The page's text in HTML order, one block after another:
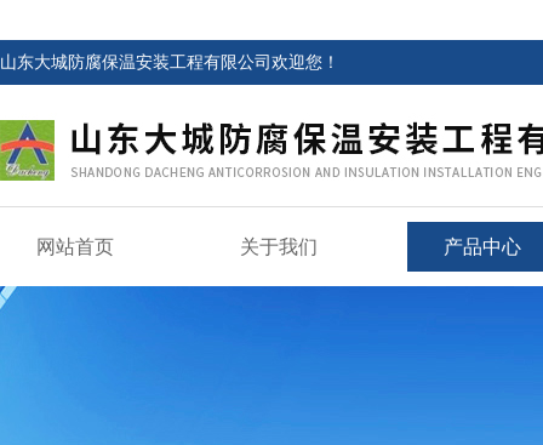
山东大城防腐保温安装工程有限公司欢迎您！
网站首页 关于我们 产品中心